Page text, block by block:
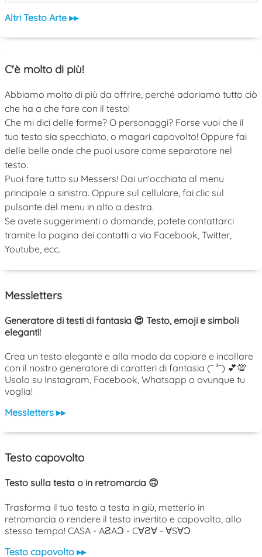
Altri Testo Arte ▸▸
C'è molto di più!
Abbiamo molto di più da offrire, perché adoriamo tutto ciò
che ha a che fare con il testo!
Che mi dici delle forme? O personaggi? Forse vuoi che il
tuo testo sia specchiato, o magari capovolto! Oppure fai
delle belle onde che puoi usare come separatore nel
testo.
Puoi fare tutto su Messers! Dai un'occhiata al menu
principale a sinistra. Oppure sul cellulare, fai clic sul
pulsante del menu in alto a destra.
Se avete suggerimenti o domande, potete contattarci
tramite la pagina dei contatti o via Facebook, Twitter,
Youtube, ecc.
Messletters
Generatore di testi di fantasia 😍 Testo, emoji e simboli
eleganti!
Crea un testo elegante e alla moda da copiare e incollare
con il nostro generatore di caratteri di fantasia (˘ ³˘) 💕💯
Usalo su Instagram, Facebook, Whatsapp o ovunque tu
voglia!
Messletters ▸▸
Testo capovolto
Testo sulla testa o in retromarcia 🙃
Trasforma il tuo testo a testa in giù, metterlo in
retromarcia o rendere il testo invertito e capovolto, allo
stesso tempo! CASA - AƧAƆ - C∀Ƨ∀ - ∀S∀Ɔ
Testo capovolto ▸▸